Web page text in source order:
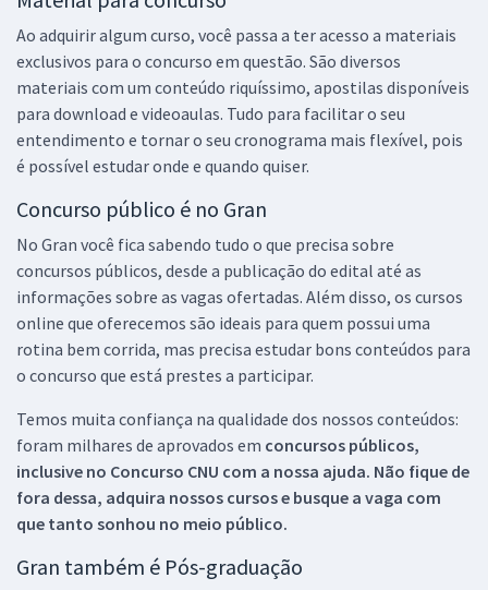
Ao adquirir algum curso, você passa a ter acesso a materiais
exclusivos para o concurso em questão. São diversos
materiais com um conteúdo riquíssimo, apostilas disponíveis
para download e videoaulas. Tudo para facilitar o seu
entendimento e tornar o seu cronograma mais flexível, pois
é possível estudar onde e quando quiser.
Concurso público é no Gran
No Gran você fica sabendo tudo o que precisa sobre
concursos públicos, desde a publicação do edital até as
informações sobre as vagas ofertadas. Além disso, os cursos
online que oferecemos são ideais para quem possui uma
rotina bem corrida, mas precisa estudar bons conteúdos para
o concurso que está prestes a participar.
Temos muita confiança na qualidade dos nossos conteúdos:
foram milhares de aprovados em concursos públicos,
inclusive no Concurso CNU com a nossa ajuda. Não fique de
fora dessa, adquira nossos cursos e busque a vaga com
que tanto sonhou no meio público.
Gran também é Pós-graduação